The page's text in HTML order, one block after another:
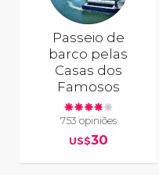
Passeio de
barco pelas
Casas dos
Famosos
753 opiniões
US$30